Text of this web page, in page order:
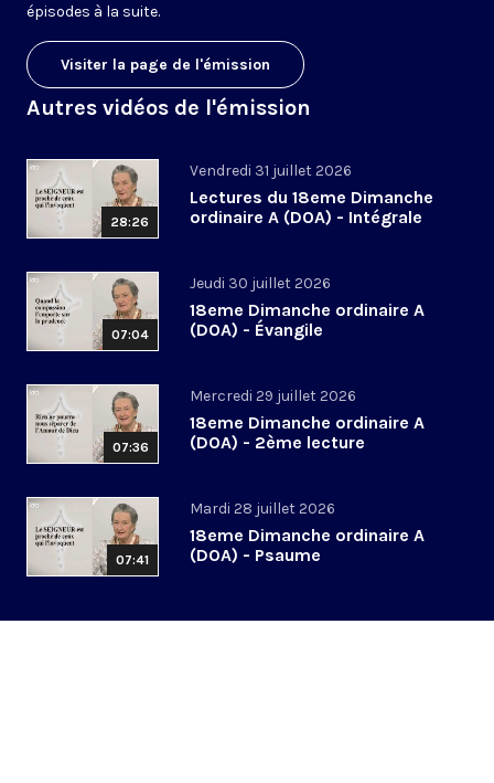
épisodes à la suite.
Visiter la page de l'émission
Autres vidéos de l'émission
28:26
Vendredi 31 juillet 2026
Lectures du 18eme Dimanche
ordinaire A (DOA) - Intégrale
07:04
Jeudi 30 juillet 2026
18eme Dimanche ordinaire A
(DOA) - Évangile
07:36
Mercredi 29 juillet 2026
18eme Dimanche ordinaire A
(DOA) - 2ème lecture
07:41
Mardi 28 juillet 2026
18eme Dimanche ordinaire A
(DOA) - Psaume